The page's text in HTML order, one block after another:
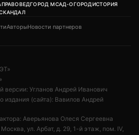
ПРАВОВЕДГОРОД МСАД-ОГОРОДИСТОРИЯ
АвторыНовости партнеров
версии: Угланов Андрей Иванович
издания (сайта): Вавилов Андрей
Аверьянова Олеся Сергеевна
ул. Арбат, д. 29, 1-й этаж, пом. IV,